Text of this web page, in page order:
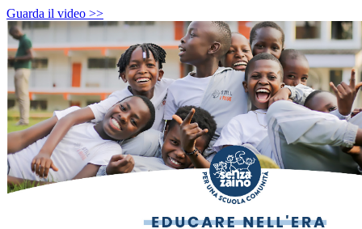
Guarda il video >>